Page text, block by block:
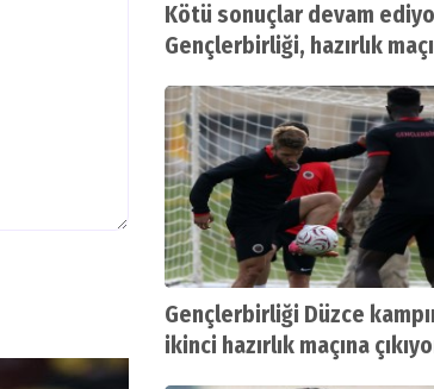
Kötü sonuçlar devam
Gençlerbirliği, hazırlık
Gençlerbirliği Düzce
ikinci hazırlık maçına